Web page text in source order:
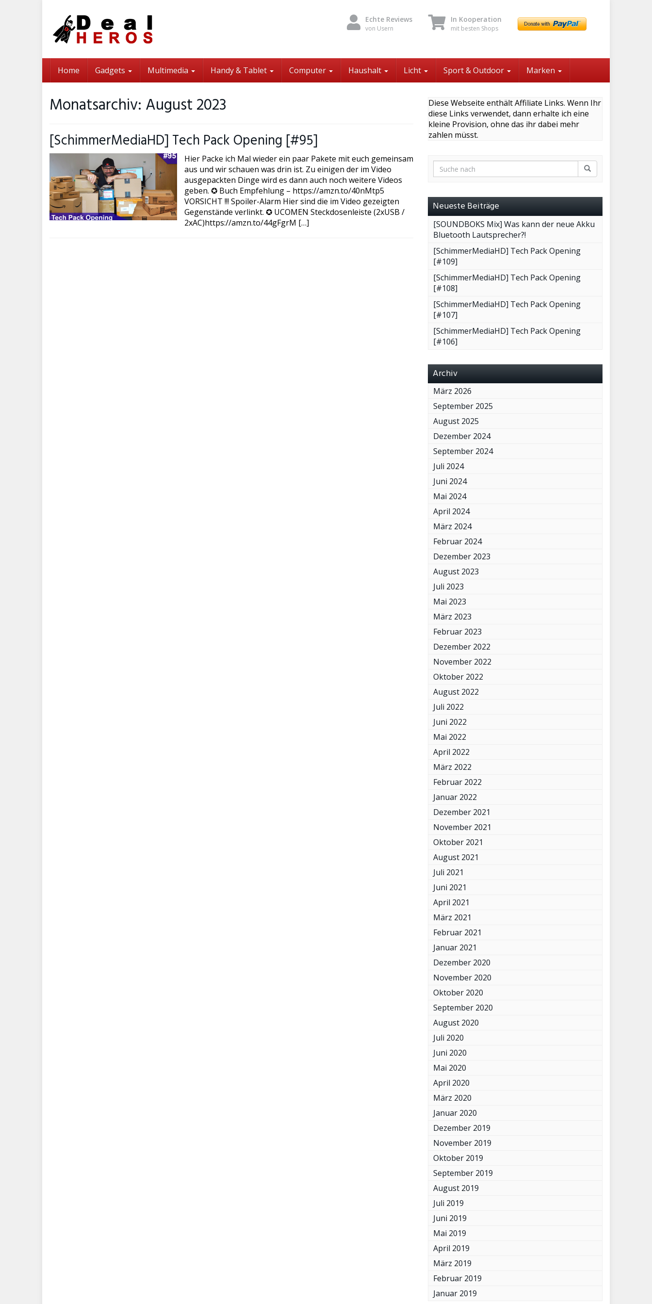
Echte Reviews
von Usern
In Kooperation
mit besten Shops
Home Gadgets Multimedia Handy & Tablet Computer Haushalt Licht Sport & Outdoor Marken
Monatsarchiv: August 2023
[SchimmerMediaHD] Tech Pack Opening [#95]
Hier Packe ich Mal wieder ein paar Pakete mit euch gemeinsam
aus und wir schauen was drin ist. Zu einigen der im Video
ausgepackten Dinge wird es dann auch noch weitere Videos
geben. ✪ Buch Empfehlung – https://amzn.to/40nMtp5
VORSICHT !!! Spoiler-Alarm Hier sind die im Video gezeigten
Gegenstände verlinkt. ✪ UCOMEN Steckdosenleiste (2xUSB /
2xAC)https://amzn.to/44gFgrM […]
Diese Webseite enthält Affiliate Links. Wenn Ihr
diese Links verwendet, dann erhalte ich eine
kleine Provision, ohne das ihr dabei mehr
zahlen müsst.
Neueste Beiträge
[SOUNDBOKS Mix] Was kann der neue Akku
Bluetooth Lautsprecher?!
[SchimmerMediaHD] Tech Pack Opening
[#109]
[SchimmerMediaHD] Tech Pack Opening
[#108]
[SchimmerMediaHD] Tech Pack Opening
[#107]
[SchimmerMediaHD] Tech Pack Opening
[#106]
Archiv
März 2026
September 2025
August 2025
Dezember 2024
September 2024
Juli 2024
Juni 2024
Mai 2024
April 2024
März 2024
Februar 2024
Dezember 2023
August 2023
Juli 2023
Mai 2023
März 2023
Februar 2023
Dezember 2022
November 2022
Oktober 2022
August 2022
Juli 2022
Juni 2022
Mai 2022
April 2022
März 2022
Februar 2022
Januar 2022
Dezember 2021
November 2021
Oktober 2021
August 2021
Juli 2021
Juni 2021
April 2021
März 2021
Februar 2021
Januar 2021
Dezember 2020
November 2020
Oktober 2020
September 2020
August 2020
Juli 2020
Juni 2020
Mai 2020
April 2020
März 2020
Januar 2020
Dezember 2019
November 2019
Oktober 2019
September 2019
August 2019
Juli 2019
Juni 2019
Mai 2019
April 2019
März 2019
Februar 2019
Januar 2019